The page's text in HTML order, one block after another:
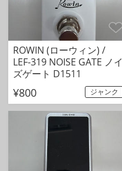
ROWIN (ローウィン) /
LEF-319 NOISE GATE ノイ
ズゲート D1511
¥800 ジャンク